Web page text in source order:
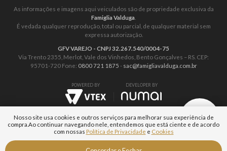
As informações e imagens aqui veiculados são de propriedade exclusiva da
Famiglia Valduga
É vedada qualquer reprodução, total ou parcial, de qualquer material sem
expressa autorização.
GFV VAREJO - CNPJ 32.267.540/0004-75
Via Trento 2355, Merlot, Vale dos Vinhedos, Bento Gonçalves – RS. CEP:
95701-720 Fone: 0800 721 1875 - sac@famigliavalduga.com.br
POWERED BY DEVELOPER BY
Nosso site usa cookies e outros serviços para melhorar sua experiência de
compra. Ao continuar navegando nele, entendemos que está ciente e de acordo
com nossas Política de Privacidade e Cookies